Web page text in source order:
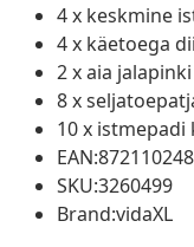
4 x keskmine
4 x käetoega
2 x aia jalapinki
8 x
10 x istmepadi
SKU:3260499
Brand:vidaXL